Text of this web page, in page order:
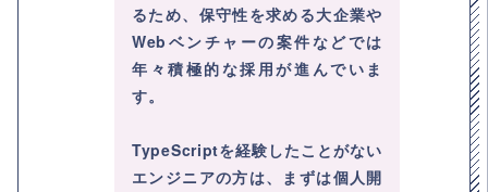
るため、保守性を求める大企業や
Webベンチャーの案件などでは
年々積極的な採用が進んでいま
す。
TypeScriptを経験したことがない
エンジニアの方は、まずは個人開